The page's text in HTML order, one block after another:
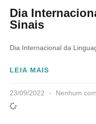
Dia
Sinais
Dia Internacional da
LEIA MAIS
23/09/2022 Nenhum